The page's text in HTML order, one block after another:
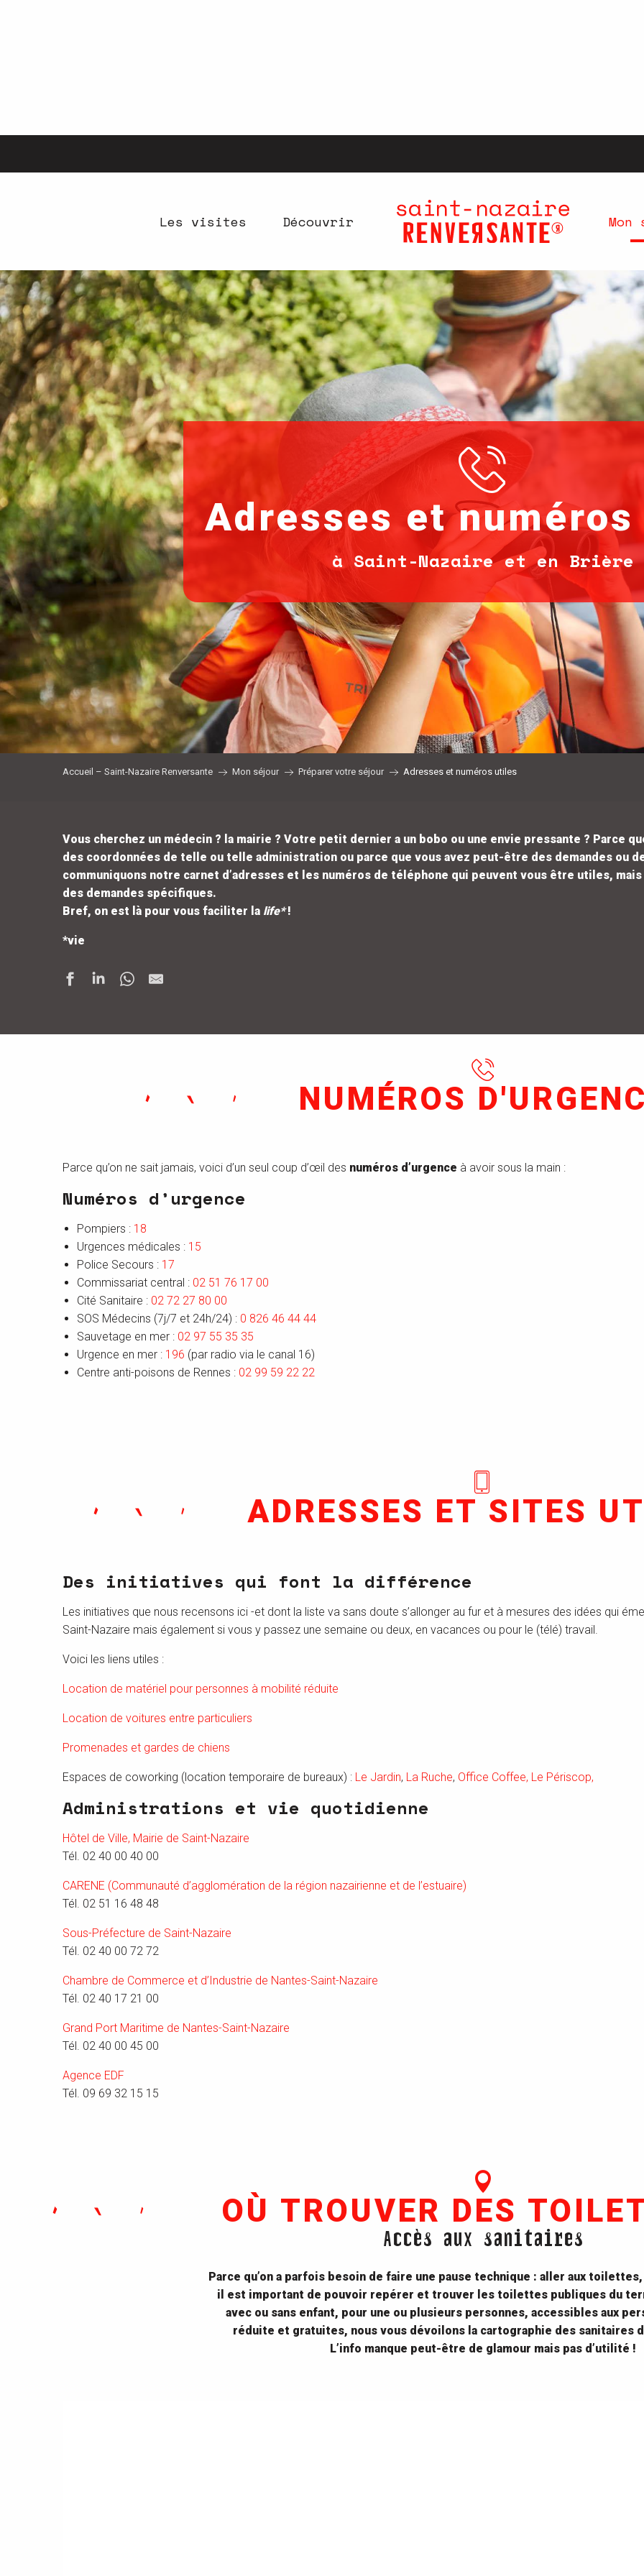
Les visites Découvrir Mon
Adresses et
à Saint-Nazaire et en Brière
Accueil – Saint-Nazaire Renversante Mon séjour Préparer votre séjour Adresses et numéros utiles
Vous cherchez un médecin ? la mairie ? Votre petit dernier a un bobo ou une envie pressante ? Parce
des coordonnées de telle ou telle administration ou parce que vous avez peut-être des demandes ou
communiquons notre carnet d’adresses et les numéros de téléphone qui peuvent vous être utiles,
des demandes spécifiques.
Bref, on est là pour vous faciliter la life*!
*vie
NUMÉROS
Parce qu’on ne sait jamais, voici d’un seul coup d’œil des numéros d’urgence à avoir sous la main :
Numéros d’urgence
Pompiers : 18
Urgences médicales : 15
Police Secours : 17
Commissariat central : 02 51 76 17 00
Cité Sanitaire : 02 72 27 80 00
SOS Médecins (7j/7 et 24h/24) : 0 826 46 44 44
Sauvetage en mer : 02 97 55 35 35
Urgence en mer : 196 (par radio via le canal 16)
Centre anti-poisons de Rennes : 02 99 59 22 22
ADRESSES ET SITES
Des initiatives qui font la différence
Les initiatives que nous recensons ici -et dont la liste va sans doute s’allonger au fur et à mesures des idées qui
Saint-Nazaire mais également si vous y passez une semaine ou deux, en vacances ou pour le (télé) travail.
Voici les liens utiles :
Location de matériel pour personnes à mobilité réduite
Location de voitures entre particuliers
Promenades et gardes de chiens
Espaces de coworking (location temporaire de bureaux) : Le Jardin, La Ruche, Office Coffee, Le Périscop,
Administrations et vie quotidienne
Hôtel de Ville, Mairie de Saint-Nazaire
Tél. 02 40 00 40 00
CARENE (Communauté d’agglomération de la région nazairienne et de l’estuaire)
Tél. 02 51 16 48 48
Sous-Préfecture de Saint-Nazaire
Tél. 02 40 00 72 72
Chambre de Commerce et d’Industrie de Nantes-Saint-Nazaire
Tél. 02 40 17 21 00
Grand Port Maritime de Nantes-Saint-Nazaire
Tél. 02 40 00 45 00
Agence EDF
Tél. 09 69 32 15 15
OÙ TROUVER DES
Accès aux sanitaires
Parce qu’on a parfois besoin de faire une pause technique : aller aux
il est important de pouvoir repérer et trouver les toilettes publiques du
avec ou sans enfant, pour une ou plusieurs personnes, accessibles aux
réduite et gratuites, nous vous dévoilons la cartographie des sanitaires
L’info manque peut-être de glamour mais pas d’utilité !